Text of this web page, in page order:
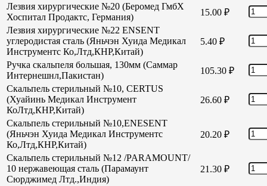
Лезвия хирургические №20 (Беромед ГмбХ
Хоспитал Продактс, Германия)
15.00 ₽
Лезвия хирургические №22 ENSENT
углеродистая сталь (Яньчэн Хуида Медикал
Инструментс Ко,Лтд,КНР,Китай)
5.40 ₽
Ручка скальпеля большая, 130мм (Саммар
Интернешнл,Пакистан)
105.30 ₽
Скальпель стерильный №10, CERTUS
(Хуайинь Медикал Инструмент
КоЛтд,КНР,Китай)
26.60 ₽
Скальпель стерильный №10,ENESENT
(Яньчэн Хуида Медикал Инструментс
Ко,Лтд,КНР,Китай)
20.20 ₽
Скальпель стерильный №12 /PARAMOUNT/
10 нержавеющая сталь (Парамаунт
Сюрджимед Лтд.,Индия)
21.30 ₽